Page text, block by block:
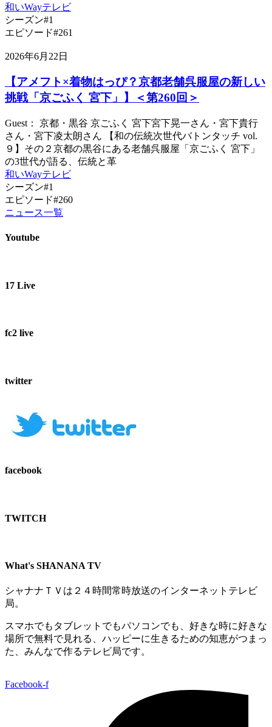
和いWayテレビ
シーズン#1
エピソード#261
2026年6月22日
【アメフト×着物はっぴ？京都老舗呉服屋の新しい
挑戦「京ごふく 宮下」】＜第260回＞
Guest： 京都・黒谷 京ごふく 宮下宮下晃一さん・宮下貴行
さん・宮下凌太朗さん 【和の伝統次世代バトンタッチ vol.
９】その２京都の黒谷にある老舗呉服屋「京ごふく 宮下」
の3世代が語る、伝統と革
和いWayテレビ
シーズン#1
エピソード#260
ニュース一覧
Youtube
17 Live
fc2 live
twitter
facebook
TWITCH​
What's SHANANA TV
シャナナＴＶは２４時間常時放送のインターネットテレビ
局。
スマホでもタブレットでもパソコンでも、好きな時に好きな
場所で無料で見れる、 ハッピーに生きるための知恵がつまっ
た、みんなで作るテレビ局です。
Facebook-f